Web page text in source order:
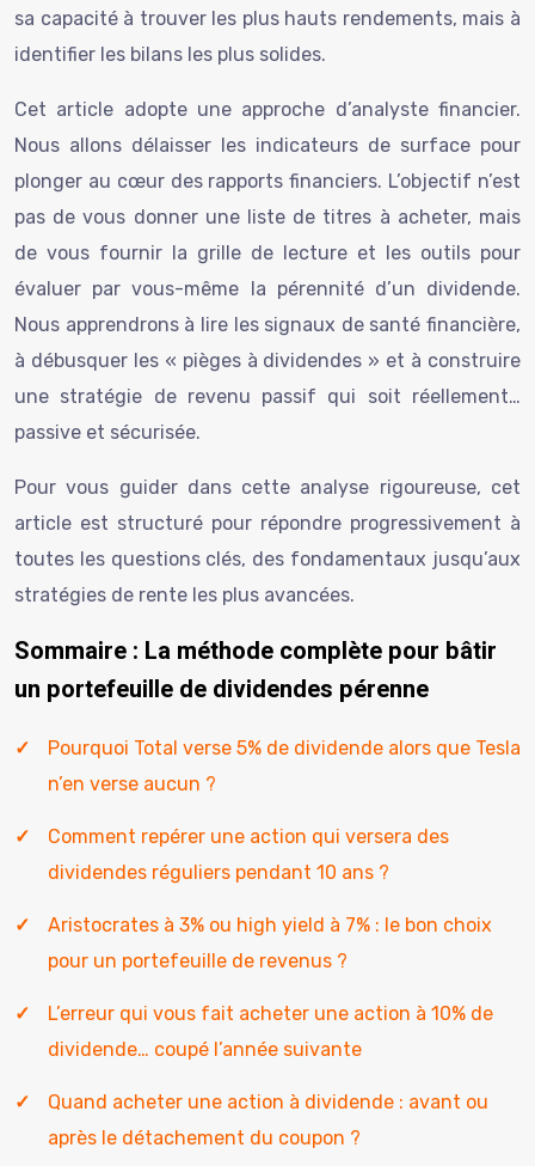
sa capacité à trouver les plus hauts rendements, mais à
identifier les bilans les plus solides.
Cet article adopte une approche d’analyste financier.
Nous allons délaisser les indicateurs de surface pour
plonger au cœur des rapports financiers. L’objectif n’est
pas de vous donner une liste de titres à acheter, mais
de vous fournir la grille de lecture et les outils pour
évaluer par vous-même la pérennité d’un dividende.
Nous apprendrons à lire les signaux de santé financière,
à débusquer les « pièges à dividendes » et à construire
une stratégie de revenu passif qui soit réellement…
passive et sécurisée.
Pour vous guider dans cette analyse rigoureuse, cet
article est structuré pour répondre progressivement à
toutes les questions clés, des fondamentaux jusqu’aux
stratégies de rente les plus avancées.
Sommaire : La méthode complète pour bâtir
un portefeuille de dividendes pérenne
Pourquoi Total verse 5% de dividende alors que Tesla
n’en verse aucun ?
Comment repérer une action qui versera des
dividendes réguliers pendant 10 ans ?
Aristocrates à 3% ou high yield à 7% : le bon choix
pour un portefeuille de revenus ?
L’erreur qui vous fait acheter une action à 10% de
dividende… coupé l’année suivante
Quand acheter une action à dividende : avant ou
après le détachement du coupon ?